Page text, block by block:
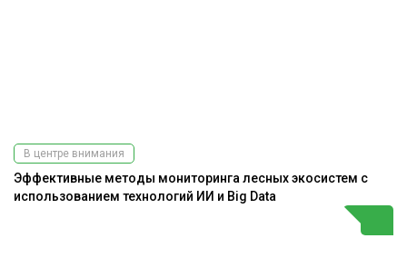
В центре внимания
Эффективные методы мониторинга лесных экосистем с
использованием технологий ИИ и Big Data